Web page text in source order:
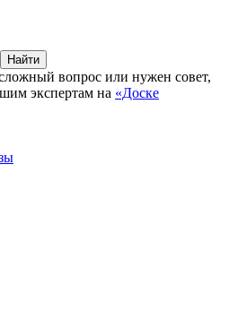
Найти
вопрос или нужен совет,
экспертам на «Доске